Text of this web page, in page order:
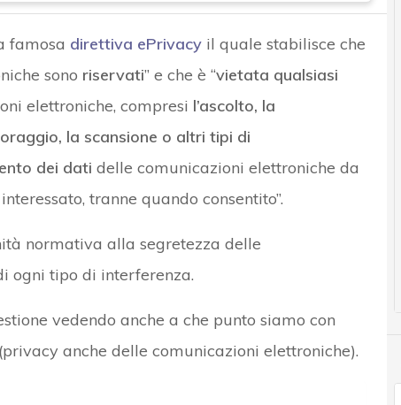
famosa direttiva ePrivacyil quale stabilisce che
sono riservati” e che è “vietata qualsiasi
elettroniche, compresi l’ascolto, la
la scansione o altri tipi di
dei dati delle comunicazioni elettroniche da
tranne quando consentito”.
normativa alla segretezza delle
ogni tipo di interferenza.
vedendo anche a che punto siamo con
anche delle comunicazioni elettroniche).